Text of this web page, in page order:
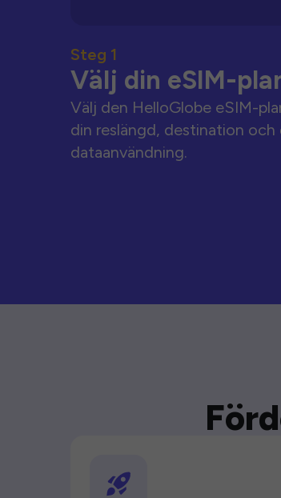
Steg 1
Välj din eSIM-
Välj den HelloGlobe eSIM-
din reslängd, destination och
dataanvändning.